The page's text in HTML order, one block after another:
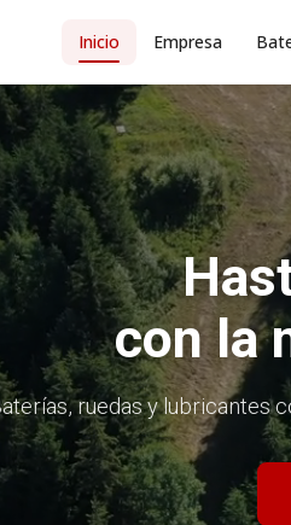
Inicio Empresa
con la
ruedas y lubricantes